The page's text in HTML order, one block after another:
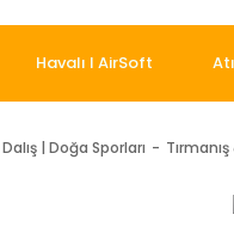
Havalı I AirSoft
Dalış | Doğa Sporları Tırmanış